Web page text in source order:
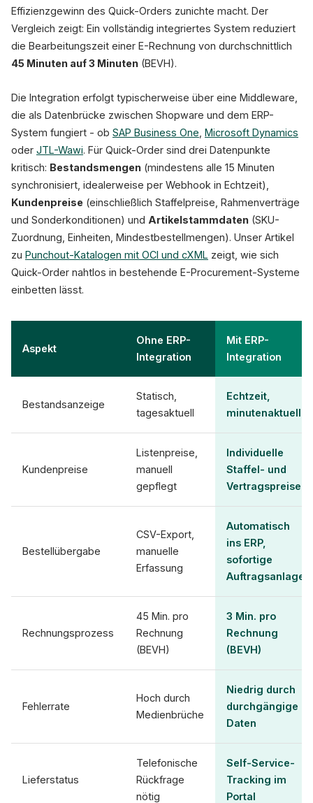
Effizienzgewinn des Quick-Orders zunichte macht. Der
Vergleich zeigt: Ein vollständig integriertes System reduziert
die Bearbeitungszeit einer E-Rechnung von durchschnittlich
45 Minuten auf 3 Minuten (BEVH).
Die Integration erfolgt typischerweise über eine Middleware,
die als Datenbrücke zwischen Shopware und dem ERP-
System fungiert - ob SAP Business One Microsoft Dynamics
oder JTL-Wawi. Für Quick-Order sind drei Datenpunkte
kritisch: Bestandsmengen (mindestens alle 15 Minuten
synchronisiert, idealerweise per Webhook in Echtzeit),
Kundenpreise (einschließlich Staffelpreise, Rahmenverträge
und Sonderkonditionen) und Artikelstammdaten (SKU-
Zuordnung, Einheiten, Mindestbestellmengen). Unser Artikel
zu Punchout-Katalogen mit OCI und cXML zeigt, wie sich
Quick-Order nahtlos in bestehende E-Procurement-Systeme
einbetten lässt.
Aspekt
Ohne ERP-
Integration
Mit ERP-
Integration
Bestandsanzeige
Statisch,
tagesaktuell
Echtzeit,
minutenaktuell
Kundenpreise
Listenpreise,
manuell
gepflegt
Individuelle
Staffel- und
Vertragspreise
Bestellübergabe
CSV-Export,
manuelle
Erfassung
Automatisch
ins ERP,
sofortige
Auftragsanlage
Rechnungsprozess
45 Min. pro
Rechnung
(BEVH)
3 Min. pro
Rechnung
(BEVH)
Fehlerrate
Hoch durch
Medienbrüche
Niedrig durch
durchgängige
Daten
Lieferstatus
Telefonische
Rückfrage
nötig
Self-Service-
Tracking im
Portal